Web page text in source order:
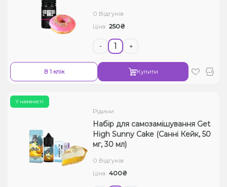
0 Відгуків
Ціна: 250₴
- +
В 1 клік Купити
У наявності
Рідини
Набір для самозамішування Get
High Sunny Cake (Санні Кейк, 50
мг, 30 мл)
0 Відгуків
Ціна: 400₴